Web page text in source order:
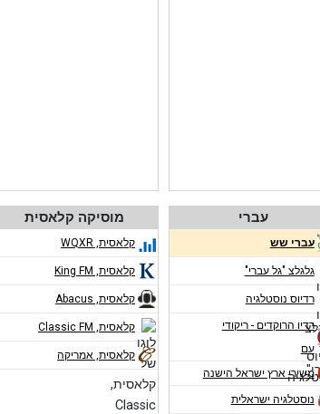
עברי
עברי שש
גלגלצ "גל עברי"
רדיוס נוסטלגיה
רדיו הרוקדים - ריקודי
עם
משירי ארץ ישראל הישנה
נוסטלגיה ישראלית
מוסיקה קלאסית
קלאסית, WQXR
קלאסית, King FM
קלאסית, Abacus
קלאסית, Classic FM
קלאסית, אמריקה